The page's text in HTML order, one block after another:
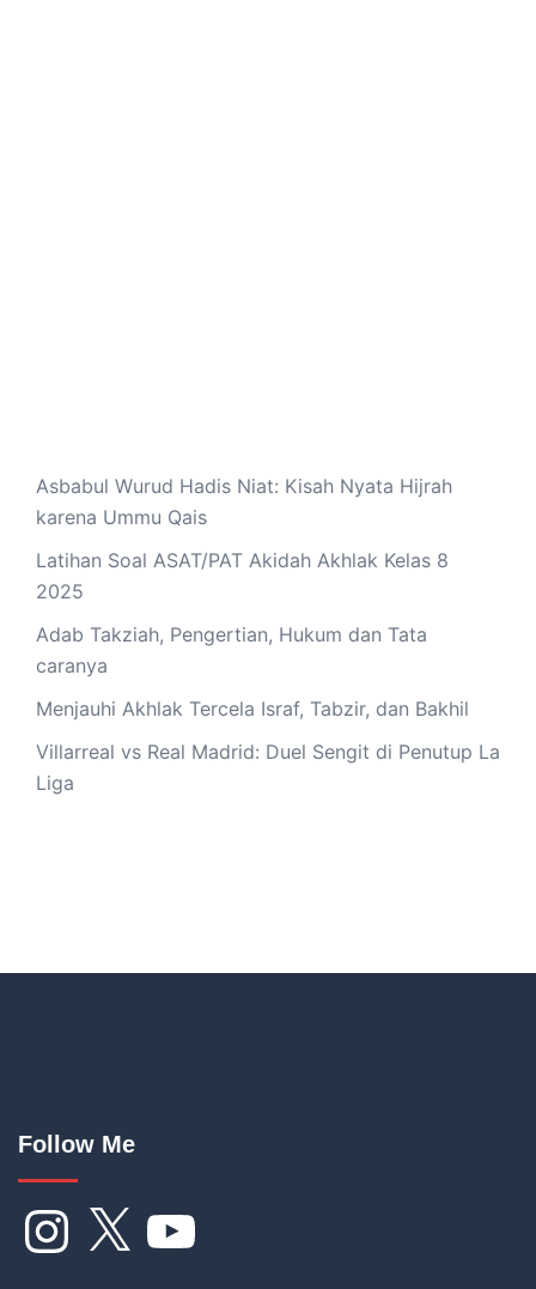
Asbabul Wurud Hadis Niat: Kisah Nyata Hijrah
karena Ummu Qais
Latihan Soal ASAT/PAT Akidah Akhlak Kelas 8
2025
Adab Takziah, Pengertian, Hukum dan Tata
caranya
Menjauhi Akhlak Tercela Israf, Tabzir, dan Bakhil
Villarreal vs Real Madrid: Duel Sengit di Penutup La
Liga
Follow Me
Instagram